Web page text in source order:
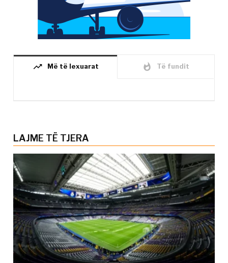
trending_up Më të lexuarat whatshot Të fundit
LAJME TË TJERA